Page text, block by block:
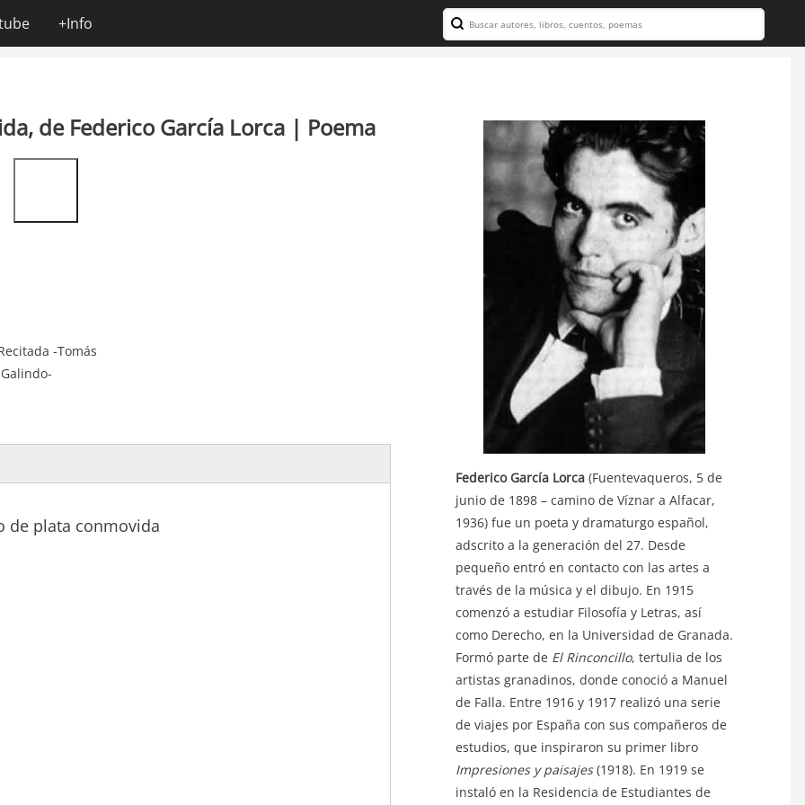
+Info Search
de Federico García Lorca | Poema
Url
-Tomás
Galindo-
de plata conmovida
Federico García Lorca(Fuentevaqueros, 5 de
junio de 1898 – camino de Víznar a Alfacar,
1936) fue un poeta y dramaturgo español,
adscrito a la generación del 27. Desde
pequeño entró en contacto con las artes a
través de la música y el dibujo. En 1915
comenzó a estudiar Filosofía y Letras, así
como Derecho, en la Universidad de Granada.
Formó parte de El Rinconcillo, tertulia de los
artistas granadinos, donde conoció a Manuel
de Falla. Entre 1916 y 1917 realizó una serie
de viajes por España con sus compañeros de
estudios, que inspiraron su primer libro
Impresiones y paisajes(1918). En 1919 se
instaló en la Residencia de Estudiantes de